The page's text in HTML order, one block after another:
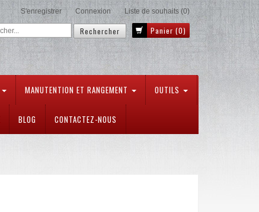
S'enregistrer Connexion Liste de souhaits (0)
Panier (0)
MANUTENTION ET RANGEMENT OUTILS
BLOG CONTACTEZ-NOUS